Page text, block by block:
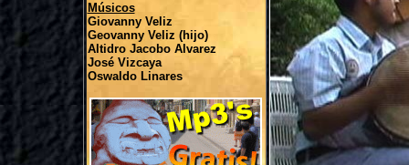
Músicos
Giovanny Veliz
Geovanny Veliz (hijo)
Altidro Jacobo Alvarez
José Vizcaya
Oswaldo Linares